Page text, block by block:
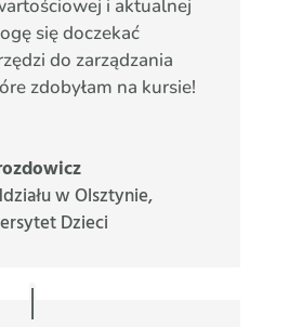
i aktualnej
się doczekać
do zarządzania
zdobyłam na kursie!
w Olsztynie,
Dzieci